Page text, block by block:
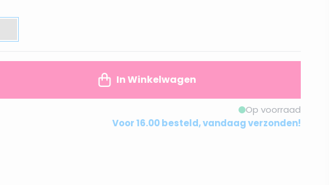
In Winkelwagen
Op voorraad
Voor 16.00 besteld, vandaag verzonden!